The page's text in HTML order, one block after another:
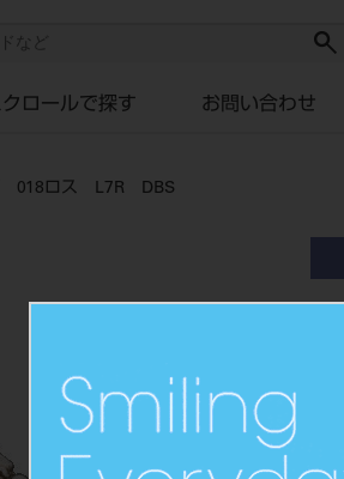
ロールで探す お問い合わせ
018ロス L7R DBS